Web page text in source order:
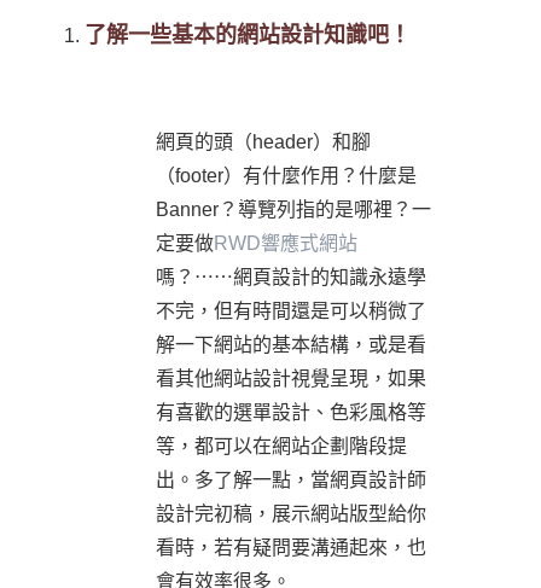
了解一些基本的網站設計知識吧！
網頁的頭（header）和腳
（footer）有什麼作用？什麼是
Banner？導覽列指的是哪裡？一
定要做RWD響應式網站
嗎？⋯⋯網頁設計的知識永遠學
不完，但有時間還是可以稍微了
解一下網站的基本結構，或是看
看其他網站設計視覺呈現，如果
有喜歡的選單設計、色彩風格等
等，都可以在網站企劃階段提
出。多了解一點，當網頁設計師
設計完初稿，展示網站版型給你
看時，若有疑問要溝通起來，也
會有效率很多。